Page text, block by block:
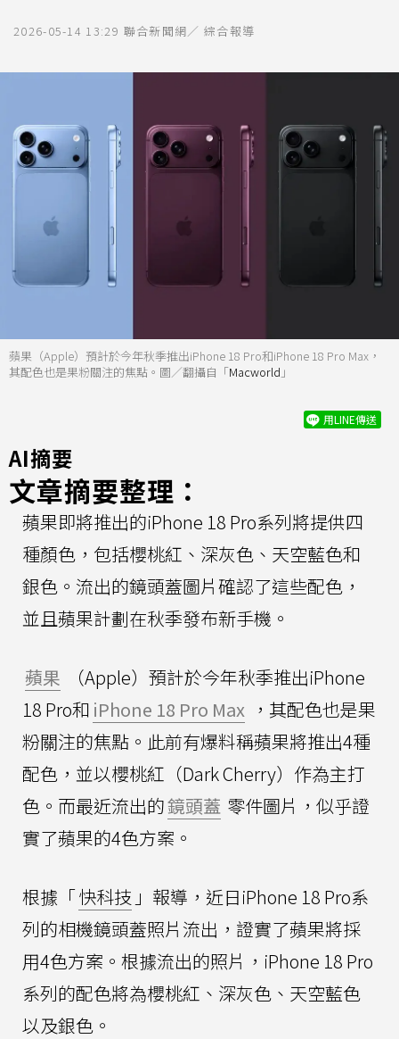
2026-05-14 13:29 聯合新聞網／ 綜合報導
蘋果（Apple）預計於今年秋季推出iPhone 18 Pro和iPhone 18 Pro Max，
其配色也是果粉關注的焦點。圖／翻攝自「Macworld 」
用LINE傳送
AI摘要
文章摘要整理：
蘋果即將推出的iPhone 18 Pro系列將提供四
種顏色，包括櫻桃紅、深灰色、天空藍色和
銀色。流出的鏡頭蓋圖片確認了這些配色，
並且蘋果計劃在秋季發布新手機。
蘋果
（Apple）預計於今年秋季推出iPhone
18 Pro和 iPhone 18 Pro Max ，其配色也是果
粉關注的焦點。此前有爆料稱蘋果將推出4種
配色，並以櫻桃紅（Dark Cherry）作為主打
色。而最近流出的鏡頭蓋 零件圖片，似乎證
實了蘋果的4色方案。
根據「快科技 」報導，近日iPhone 18 Pro系
列的相機鏡頭蓋照片流出，證實了蘋果將採
用4色方案。根據流出的照片，iPhone 18 Pro
系列的配色將為櫻桃紅、深灰色、天空藍色
以及銀色。